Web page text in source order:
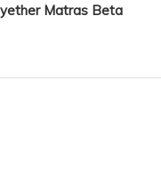
Matras Beta